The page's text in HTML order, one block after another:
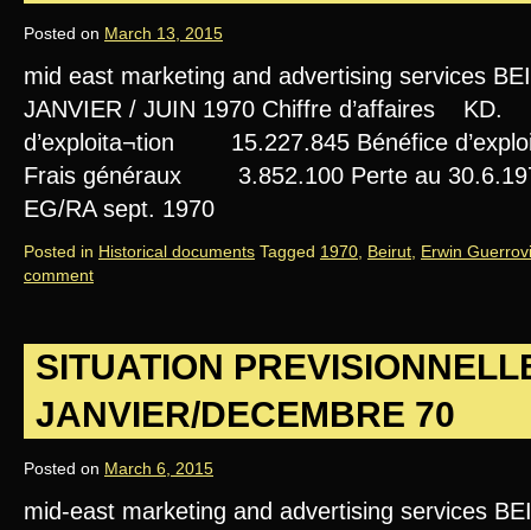
Posted on March 13, 2015
mid east marketing and advertising services
JANVIER / JUIN 1970 Chiffre d’affaires KD.
d’exploita¬tion 15.227.845 Bénéfice
Frais généraux 3.852.100 Perte au
EG/RA sept. 1970
Posted in Historical documents Tagged 1970 Beirut Erwin
comment
SITUATION
JANVIER/DECEMBRE 70
Posted on March 6, 2015
mid-east marketing and advertising services